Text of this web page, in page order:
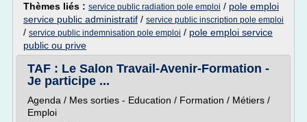
Thèmes liés : service public radiation pole emploi / pole emploi
service public administratif / service public inscription pole emploi
/ service public indemnisation pole emploi / pole emploi service
public ou prive
TAF : Le Salon Travail-Avenir-Formation -
Je participe ...
Agenda / Mes sorties - Education / Formation / Métiers /
Emploi